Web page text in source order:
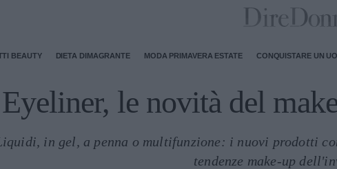
BEAUTY DIETA DIMAGRANTE MODA PRIMAVERA ESTATE CONQUISTARE UN
Eyeliner, le novità del
in gel, a penna o multifunzione: i nuovi prodotti
tendenze make-up